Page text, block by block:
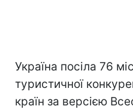
Україна посіла 76
туристичної
країн за версією